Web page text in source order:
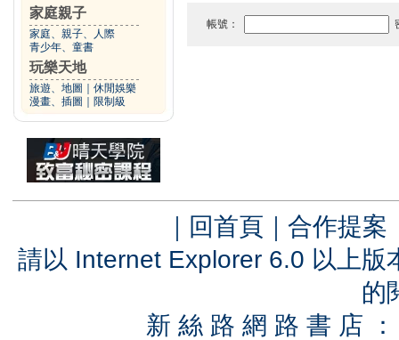
家庭親子
家庭、親子、人際
青少年、童書
玩樂天地
旅遊、地圖
休閒娛樂
漫畫、插圖
限制級
帳號：
｜ 回首頁 ｜ 合作提案
請以 Internet Explorer 6.0 以上
的
新 絲 路 網 路 書 店